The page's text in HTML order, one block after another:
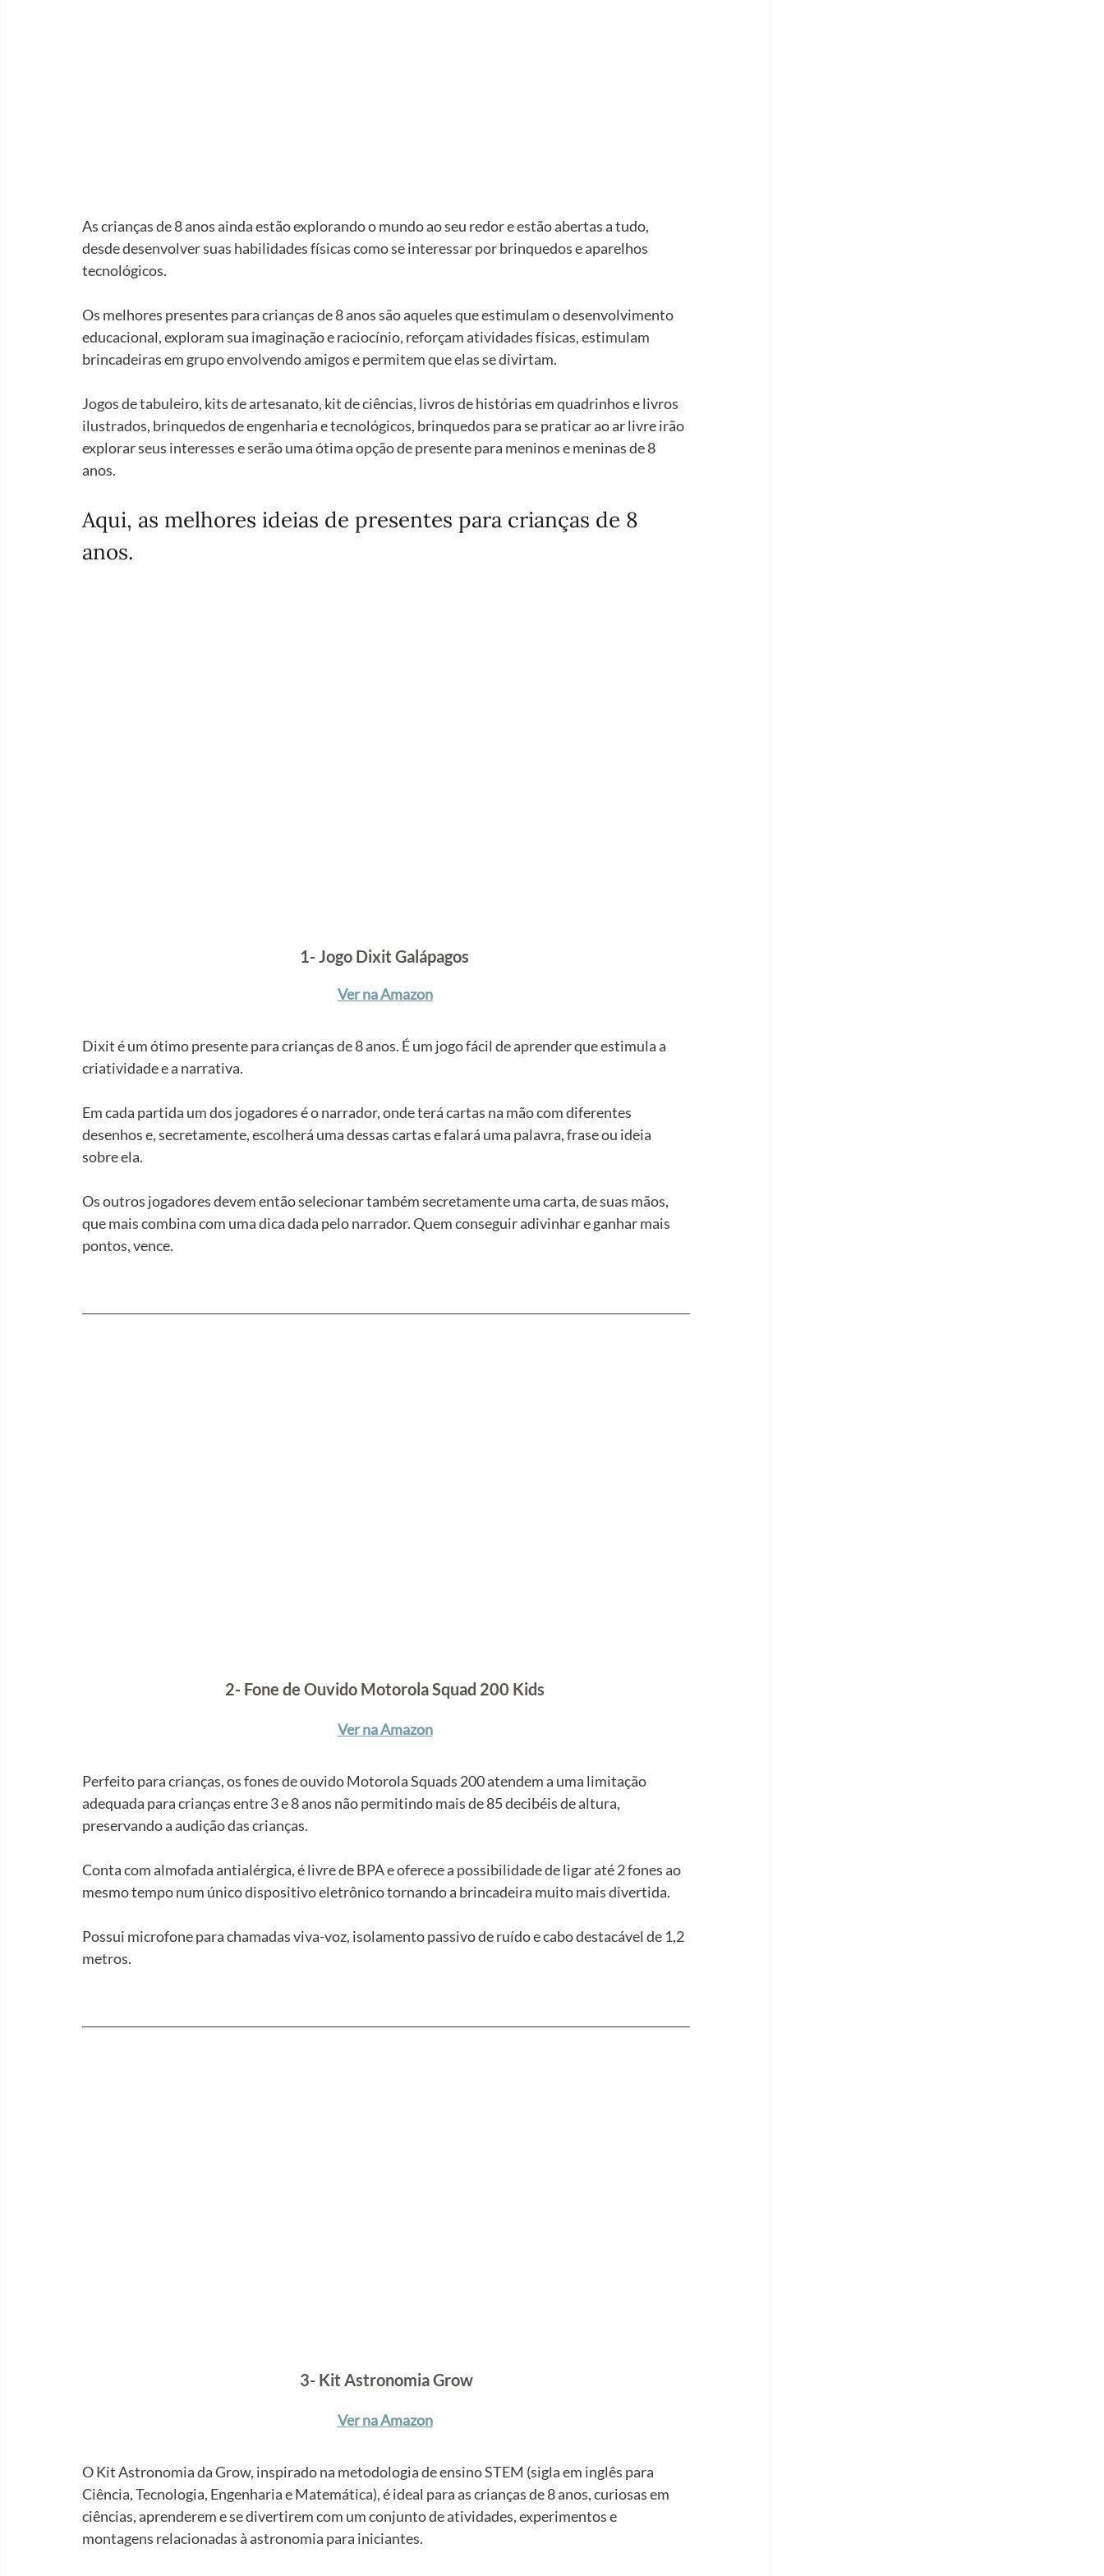
As crianças de 8 anos ainda estão explorando o mundo ao seu redor e estão abertas a tudo,
desde desenvolver suas habilidades físicas como se interessar por brinquedos e aparelhos
tecnológicos.
Os melhores presentes para crianças de 8 anos são aqueles que estimulam o desenvolvimento
educacional, exploram sua imaginação e raciocínio, reforçam atividades físicas, estimulam
brincadeiras em grupo envolvendo amigos e permitem que elas se divirtam.
Jogos de tabuleiro, kits de artesanato, kit de ciências, livros de histórias em quadrinhos e livros
ilustrados, brinquedos de engenharia e tecnológicos, brinquedos para se praticar ao ar livre irão
explorar seus interesses e serão uma ótima opção de presente para meninos e meninas de 8
anos.
Aqui, as melhores ideias de presentes para crianças de 8
anos.
1- Jogo Dixit Galápagos
Ver na Amazon
Dixit é um ótimo presente para crianças de 8 anos. É um jogo fácil de aprender que estimula a
criatividade e a narrativa.
Em cada partida um dos jogadores é o narrador, onde terá cartas na mão com diferentes
desenhos e, secretamente, escolherá uma dessas cartas e falará uma palavra, frase ou ideia
sobre ela.
Os outros jogadores devem então selecionar também secretamente uma carta, de suas mãos,
que mais combina com uma dica dada pelo narrador. Quem conseguir adivinhar e ganhar mais
pontos, vence.
2- Fone de Ouvido Motorola Squad 200 Kids
Ver na Amazon
Perfeito para crianças, os fones de ouvido Motorola Squads 200 atendem a uma limitação
adequada para crianças entre 3 e 8 anos não permitindo mais de 85 decibéis de altura,
preservando a audição das crianças.
Conta com almofada antialérgica, é livre de BPA e oferece a possibilidade de ligar até 2 fones ao
mesmo tempo num único dispositivo eletrônico tornando a brincadeira muito mais divertida.
Possui microfone para chamadas viva-voz, isolamento passivo de ruído e cabo destacável de 1,2
metros.
3- Kit Astronomia Grow
Ver na Amazon
O Kit Astronomia da Grow, inspirado na metodologia de ensino STEM (sigla em inglês para
Ciência, Tecnologia, Engenharia e Matemática), é ideal para as crianças de 8 anos, curiosas em
ciências, aprenderem e se divertirem com um conjunto de atividades, experimentos e
montagens relacionadas à astronomia para iniciantes.